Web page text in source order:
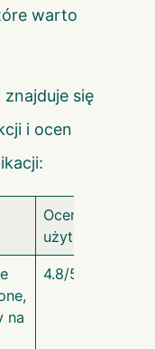
warto
się
i ocen
Ocena
użytkowników
na
4.8/5